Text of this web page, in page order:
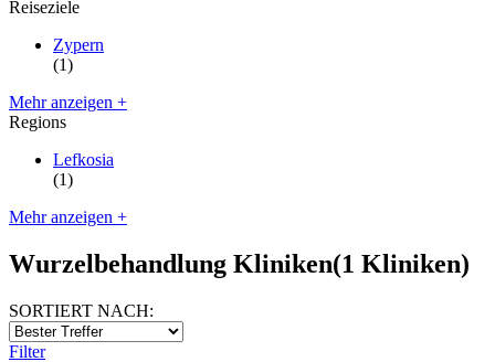
Reiseziele
Zypern
(1)
Mehr anzeigen +
Regions
Lefkosia
(1)
Mehr anzeigen +
Wurzelbehandlung Kliniken(1 Kliniken)
SORTIERT NACH:
Filter